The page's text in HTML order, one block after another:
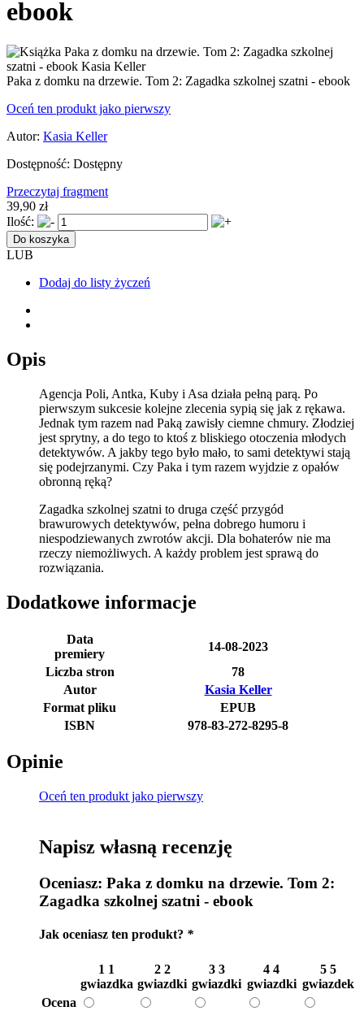
ebook
Paka z domku na drzewie. Tom 2: Zagadka szkolnej szatni - ebook
Oceń ten produkt jako pierwszy
Autor: Kasia Keller
Dostępność: Dostępny
Przeczytaj fragment
39,90 zł
Ilość:
Do koszyka
LUB
Dodaj do listy życzeń
Opis
Agencja Poli, Antka, Kuby i Asa działa pełną parą. Po
pierwszym sukcesie kolejne zlecenia sypią się jak z rękawa.
Jednak tym razem nad Paką zawisły ciemne chmury. Złodziej
jest sprytny, a do tego to ktoś z bliskiego otoczenia młodych
detektywów. A jakby tego było mało, to sami detektywi stają
się podejrzanymi. Czy Paka i tym razem wyjdzie z opałów
obronną ręką?
Zagadka szkolnej szatni to druga część przygód
brawurowych detektywów, pełna dobrego humoru i
niespodziewanych zwrotów akcji. Dla bohaterów nie ma
rzeczy niemożliwych. A każdy problem jest sprawą do
rozwiązania.
Dodatkowe informacje
Data
premiery
14-08-2023
Liczba stron
78
Autor
Kasia Keller
Format pliku
EPUB
ISBN
978-83-272-8295-8
Opinie
Oceń ten produkt jako pierwszy
Napisz własną recenzję
Oceniasz: Paka z domku na drzewie. Tom 2:
Zagadka szkolnej szatni - ebook
Jak oceniasz ten produkt? *
1 1
gwiazdka
2 2
gwiazdki
3 3
gwiazdki
4 4
gwiazdki
5 5
gwiazdek
Ocena